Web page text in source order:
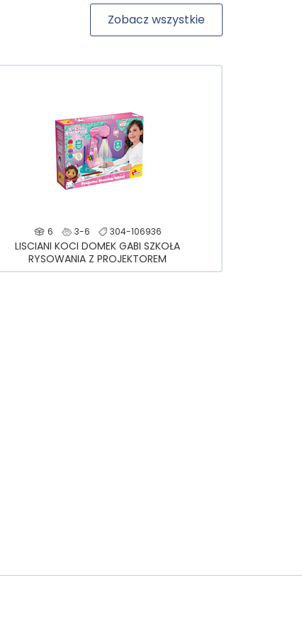
Zobacz wszystkie
6 3-6 304-106936
LISCIANI KOCI DOMEK GABI SZKOŁA
RYSOWANIA Z PROJEKTOREM